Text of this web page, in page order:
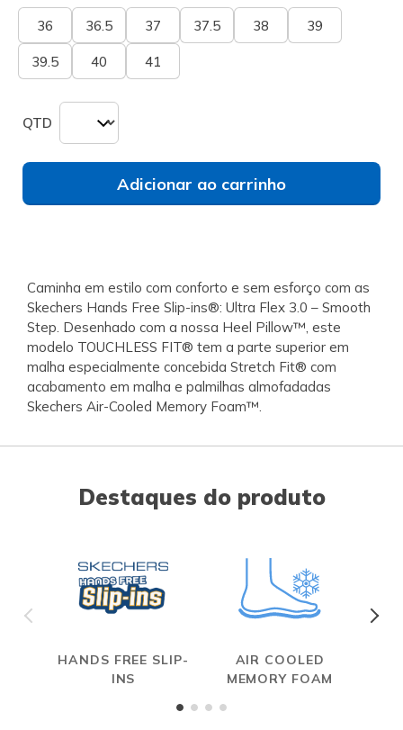
36 36.5 37 37.5 38 39
39.5 40 41
QTD
Adicionar ao carrinho
Caminha em estilo com conforto e sem esforço com as
Skechers Hands Free Slip-ins®: Ultra Flex 3.0 – Smooth
Step. Desenhado com a nossa Heel Pillow™, este
modelo TOUCHLESS FIT® tem a parte superior em
malha especialmente concebida Stretch Fit® com
acabamento em malha e palmilhas almofadadas
Skechers Air-Cooled Memory Foam™.
Destaques do produto
HANDS FREE SLIP-
INS
AIR COOLED
MEMORY FOAM